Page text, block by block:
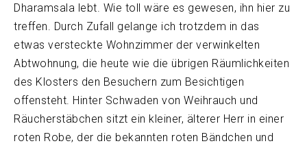
Dharamsala lebt. Wie toll wäre es gewesen, ihn hier zu
treffen. Durch Zufall gelange ich trotzdem in das
etwas versteckte Wohnzimmer der verwinkelten
Abtwohnung, die heute wie die übrigen Räumlichkeiten
des Klosters den Besuchern zum Besichtigen
offensteht. Hinter Schwaden von Weihrauch und
Räucherstäbchen sitzt ein kleiner, älterer Herr in einer
roten Robe, der die bekannten roten Bändchen und